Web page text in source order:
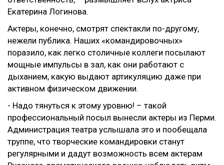
Екатерина Логинова.
Актеры, конечно, смотрят спектакли по-другому,
нежели публика. Наших «командировочных»
поразило, как легко столичные коллеги посылают
мощные импульсы в зал, как они работают с
дыханием, какую выдают артикуляцию даже при
активном физическом движении.
- Надо тянуться к этому уровню! – такой
профессиональный посыл вынесли актеры из Перми.
Администрация театра услышала это и пообещала
труппе, что творческие командировки станут
регулярными и дадут возможность всем актерам